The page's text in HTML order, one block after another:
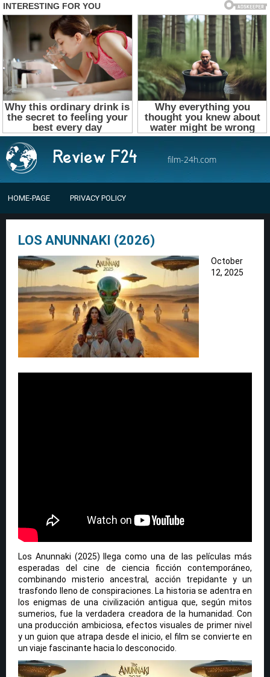
film-24h.com
HOME-PAGE PRIVACY POLICY
LOS ANUNNAKI (2026)
October
12, 2025
Los Anunnaki (2025) llega como una de las películas más
esperadas del cine de ciencia ficción contemporáneo,
combinando misterio ancestral, acción trepidante y un
trasfondo lleno de conspiraciones. La historia se adentra en
los enigmas de una civilización antigua que, según mitos
sumerios, fue la verdadera creadora de la humanidad. Con
una producción ambiciosa, efectos visuales de primer nivel
y un guion que atrapa desde el inicio, el film se convierte en
un viaje fascinante hacia lo desconocido.